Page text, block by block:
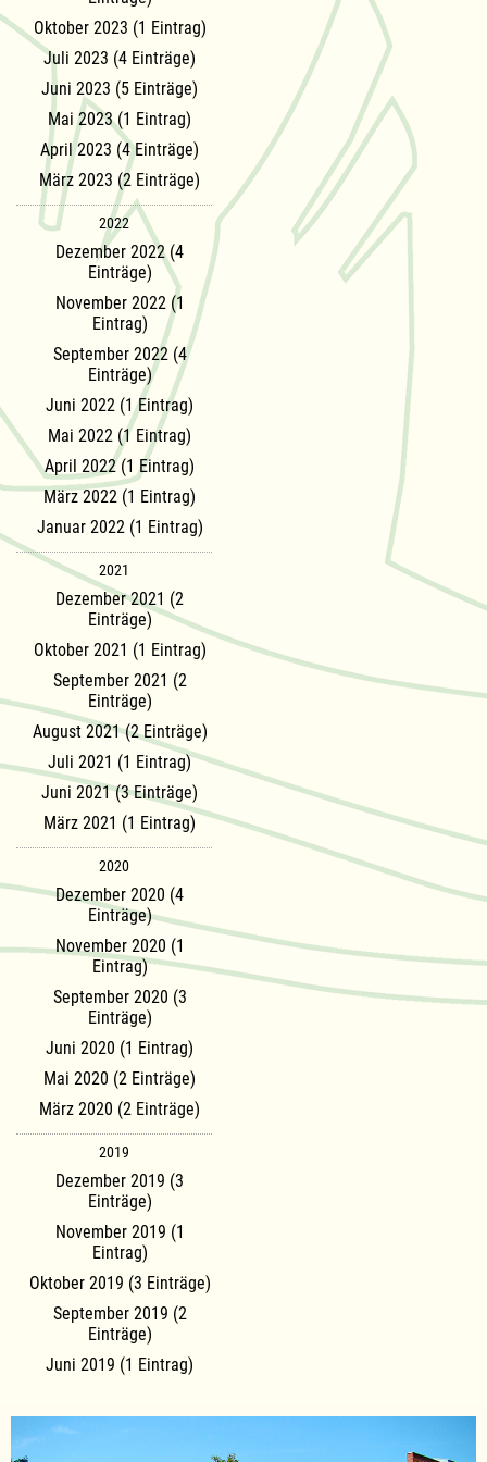
Oktober 2023 (1 Eintrag)
Juli 2023 (4 Einträge)
Juni 2023 (5 Einträge)
Mai 2023 (1 Eintrag)
April 2023 (4 Einträge)
März 2023 (2 Einträge)
2022
Dezember 2022 (4
Einträge)
November 2022 (1
Eintrag)
September 2022 (4
Einträge)
Juni 2022 (1 Eintrag)
Mai 2022 (1 Eintrag)
April 2022 (1 Eintrag)
März 2022 (1 Eintrag)
Januar 2022 (1 Eintrag)
2021
Dezember 2021 (2
Einträge)
Oktober 2021 (1 Eintrag)
September 2021 (2
Einträge)
August 2021 (2 Einträge)
Juli 2021 (1 Eintrag)
Juni 2021 (3 Einträge)
März 2021 (1 Eintrag)
2020
Dezember 2020 (4
Einträge)
November 2020 (1
Eintrag)
September 2020 (3
Einträge)
Juni 2020 (1 Eintrag)
Mai 2020 (2 Einträge)
März 2020 (2 Einträge)
2019
Dezember 2019 (3
Einträge)
November 2019 (1
Eintrag)
Oktober 2019 (3 Einträge)
September 2019 (2
Einträge)
Juni 2019 (1 Eintrag)